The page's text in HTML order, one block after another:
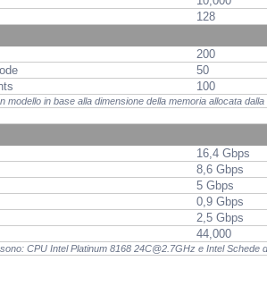
128
200
50
100
in base alla dimensione della memoria allocata
16,4 Gbps
8,6 Gbps
5 Gbps
0,9 Gbps
2,5 Gbps
44,000
CPU Intel Platinum 8168 24C@2.7GHz e Intel Schede